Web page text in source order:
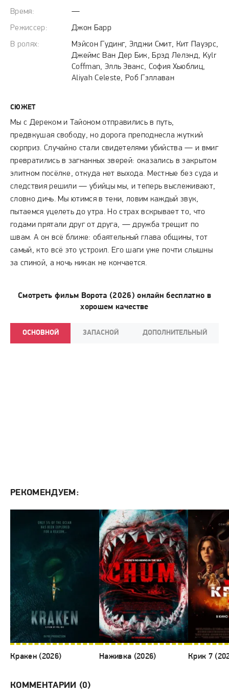
Время:
—
Режиссер:
Джон Барр
В ролях:
Мэйсон Гудинг, Элджи Смит, Кит Пауэрс,
Джеймс Ван Дер Бик, Брэд Лелэнд, Kylr
Coffman, Элль Эванс, София Хьюблиц,
Aliyah Celeste, Роб Гэллаван
СЮЖЕТ
Мы с Дереком и Тайоном отправились в путь,
предвкушая свободу, но дорога преподнесла жуткий
сюрприз. Случайно стали свидетелями убийства — и вмиг
превратились в загнанных зверей: оказались в закрытом
элитном посёлке, откуда нет выхода. Местные без суда и
следствия решили — убийцы мы, и теперь выслеживают,
словно дичь. Мы ютимся в тени, ловим каждый звук,
пытаемся уцелеть до утра. Но страх вскрывает то, что
годами прятали друг от друга, — дружба трещит по
швам. А он всё ближе: обаятельный глава общины, тот
самый, кто всё это устроил. Его шаги уже почти слышны
за спиной, а ночь никак не кончается.
Смотреть фильм Ворота (2026) онлайн бесплатно в
хорошем качестве
ОСНОВНОЙ ЗАПАСНОЙ ДОПОЛНИТЕЛЬНЫЙ
РЕКОМЕНДУЕМ:
Кракен (2026) Наживка (2026) Крик 7
КОММЕНТАРИИ (0)